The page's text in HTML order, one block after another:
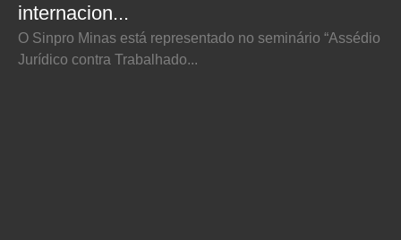
internacion...
O Sinpro Minas está representado no seminário “Assédio
Jurídico contra Trabalhado...